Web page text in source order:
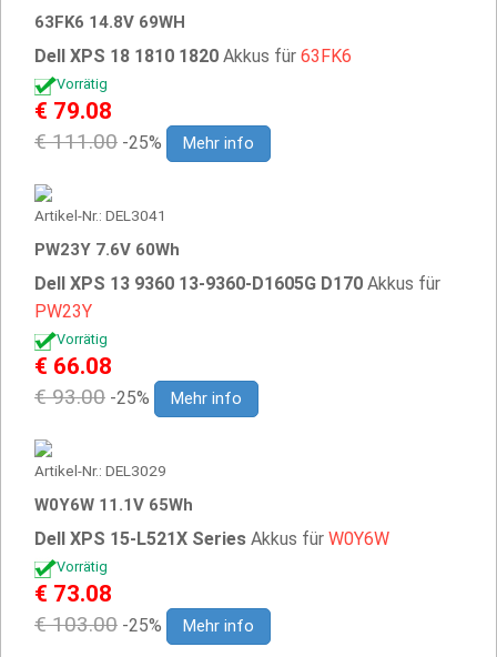
63FK6 14.8V 69WH
Dell XPS 18 1810 1820 Akkus für 63FK6
Vorrätig
€ 79.08
€ 111.00 -25% Mehr info
Artikel-Nr.: DEL3041
PW23Y 7.6V 60Wh
Dell XPS 13 9360 13-9360-D1605G D170 Akkus für
PW23Y
Vorrätig
€ 66.08
€ 93.00 -25% Mehr info
Artikel-Nr.: DEL3029
W0Y6W 11.1V 65Wh
Dell XPS 15-L521X Series Akkus für W0Y6W
Vorrätig
€ 73.08
€ 103.00 -25% Mehr info